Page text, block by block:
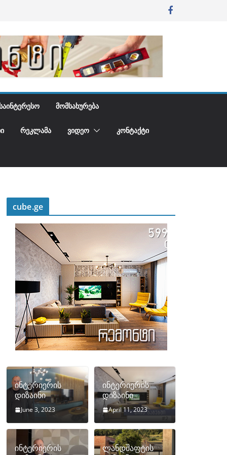
ᲡᲐᲘᲜᲢᲔᲠᲔᲡᲝ ᲛᲝᲛᲡᲐᲮᲣᲠᲔᲑᲐ
ᲠᲔᲙᲚᲐᲛᲐ ᲕᲘᲓᲔᲝ ᲙᲝᲜᲢᲐᲥᲢᲘ
cube.ge
ინტერიერის
დიზაინი
June 3, 2023
ინტერიერის
დიზაინი
April 11, 2023
ინტერიერის
ლანდშაფტის